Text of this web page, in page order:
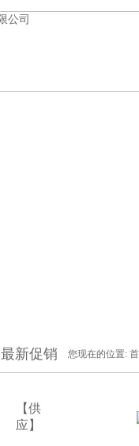
最新促销 您现在的位置:
【供
应】